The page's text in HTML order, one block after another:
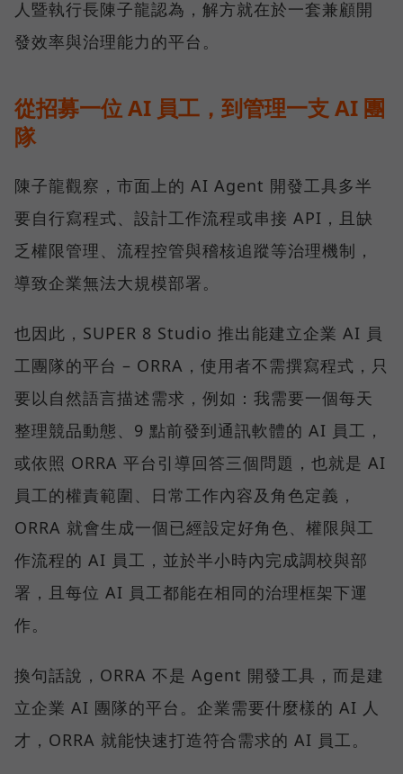
人暨執行長陳子龍認為，解方就在於一套兼顧開
發效率與治理能力的平台。
從招募一位 AI 員工，到管理一支 AI 團
隊
陳子龍觀察，市面上的 AI Agent 開發工具多半
要自行寫程式、設計工作流程或串接 API，且缺
乏權限管理、流程控管與稽核追蹤等治理機制，
導致企業無法大規模部署。
也因此，SUPER 8 Studio 推出能建立企業 AI 員
工團隊的平台 – ORRA，使用者不需撰寫程式，只
要以自然語言描述需求，例如：我需要一個每天
整理競品動態、9 點前發到通訊軟體的 AI 員工，
或依照 ORRA 平台引導回答三個問題，也就是 AI
員工的權責範圍、日常工作內容及角色定義，
ORRA 就會生成一個已經設定好角色、權限與工
作流程的 AI 員工，並於半小時內完成調校與部
署，且每位 AI 員工都能在相同的治理框架下運
作。
換句話說，ORRA 不是 Agent 開發工具，而是建
立企業 AI 團隊的平台。企業需要什麼樣的 AI 人
才，ORRA 就能快速打造符合需求的 AI 員工。